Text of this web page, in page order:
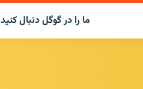
ما را در گوگل دنبال کنید